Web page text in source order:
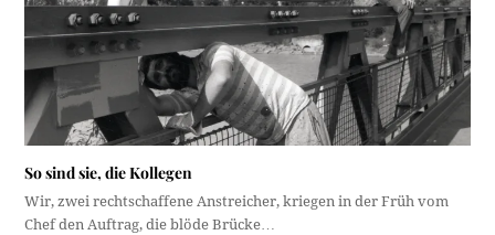
So sind sie, die Kollegen
Wir, zwei rechtschaffene Anstreicher, kriegen in der Früh vom
Chef den Auftrag, die blöde Brücke…